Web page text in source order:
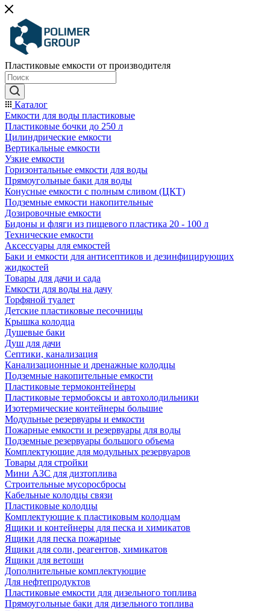
Пластиковые емкости от производителя
Каталог
Емкости для воды пластиковые
Пластиковые бочки до 250 л
Цилиндрические емкости
Вертикальные емкости
Узкие емкости
Горизонтальные емкости для воды
Прямоугольные баки для воды
Конусные емкости с полным сливом (ЦКТ)
Подземные емкости накопительные
Дозировочные емкости
Бидоны и фляги из пищевого пластика 20 - 100 л
Технические емкости
Аксессуары для емкостей
Баки и емкости для антисептиков и дезинфицирующих
жидкостей
Товары для дачи и сада
Емкости для воды на дачу
Торфяной туалет
Детские пластиковые песочницы
Крышка колодца
Душевые баки
Душ для дачи
Септики, канализация
Канализационные и дренажные колодцы
Подземные накопительные емкости
Пластиковые термоконтейнеры
Пластиковые термобоксы и автохолодильники
Изотермические контейнеры большие
Модульные резервуары и емкости
Пожарные емкости и резервуары для воды
Подземные резервуары большого объема
Комплектующие для модульных резервуаров
Товары для стройки
Мини АЗС для дизтоплива
Строительные мусоросбросы
Кабельные колодцы связи
Пластиковые колодцы
Комплектующие к пластиковым колодцам
Ящики и контейнеры для песка и химикатов
Ящики для песка пожарные
Ящики для соли, реагентов, химикатов
Ящики для ветоши
Дополнительные комплектующие
Для нефтепродуктов
Пластиковые емкости для дизельного топлива
Прямоугольные баки для дизельного топлива